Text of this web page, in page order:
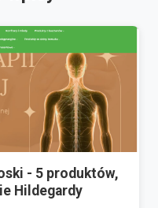
- 5 produktów,
Hildegardy